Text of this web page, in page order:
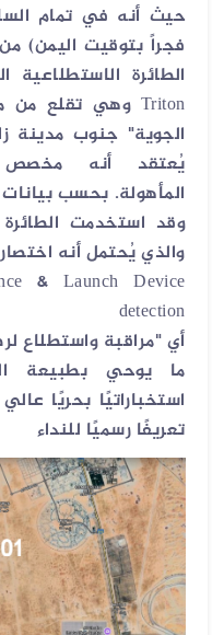
حيث أنه في تمام الساعة
الطائرة الاستطلاعية
Triton وهي تقلع من
الجوية" جنوب
يُعتقد أنه مخصص
المأهولة. بحسب بيانات
وقد استخدمت الطائرة
والذي يُحتمل أنه اختصار
& Launch Device
detection
أي "مراقبة واستطلاع
ما يوحي بطبيعة
استخباراتيًا بحريًا
تعريفًا رسميًا للنداء